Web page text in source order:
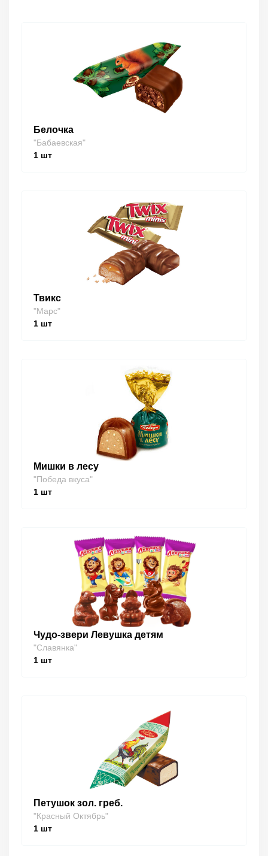
Белочка
"Бабаевская"
1 шт
Твикс
"Марс"
1 шт
Мишки в лесу
"Победа вкуса"
1 шт
Чудо-звери Левушка детям
"Славянка"
1 шт
Петушок зол. греб.
"Красный Октябрь"
1 шт